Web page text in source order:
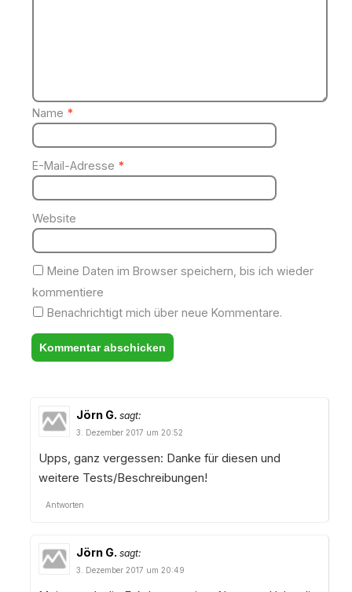
Name *
E-Mail-Adresse *
Website
Meine Daten im Browser speichern, bis ich wieder
kommentiere
Benachrichtigt mich über neue Kommentare.
Jörn G. sagt:
3. Dezember 2017 um 20:52
Upps, ganz vergessen: Danke für diesen und
weitere Tests/Beschreibungen!
Antworten
Jörn G. sagt:
3. Dezember 2017 um 20:49